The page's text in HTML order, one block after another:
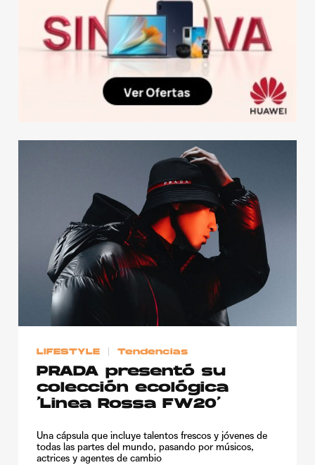
LIFESTYLE Tendencias
PRADA presentó su
colección ecológica
‘Linea Rossa FW20’
Una cápsula que incluye talentos frescos y jóvenes de
todas las partes del mundo, pasando por músicos,
actrices y agentes de cambio